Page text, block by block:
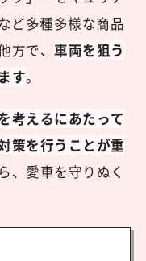
ど多種多様な商品
方で、車両を狙う
す。
考えるにあたって
策を行うことが重
、愛車を守りぬく